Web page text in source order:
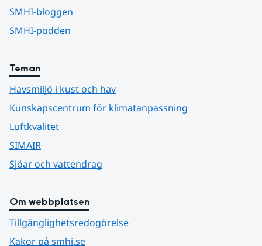
SMHI-bloggen
SMHI-podden
Teman
Havsmiljö i kust och hav
Kunskapscentrum för klimatanpassning
Luftkvalitet
SIMAIR
Sjöar och vattendrag
Om webbplatsen
Tillgänglighetsredogörelse
Kakor på smhi.se